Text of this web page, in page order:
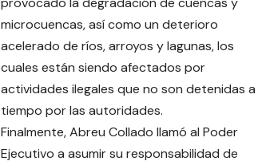
microcuencas, así como un deterioro
acelerado de ríos, arroyos y lagunas, los
cuales están siendo afectados por
actividades ilegales que no son detenidas a
tiempo por las autoridades.
Finalmente, Abreu Collado llamó al Poder
Ejecutivo a asumir su responsabilidad de